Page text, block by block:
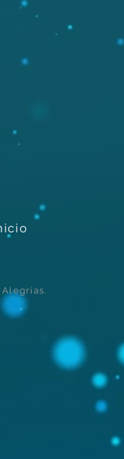
Alegrías.